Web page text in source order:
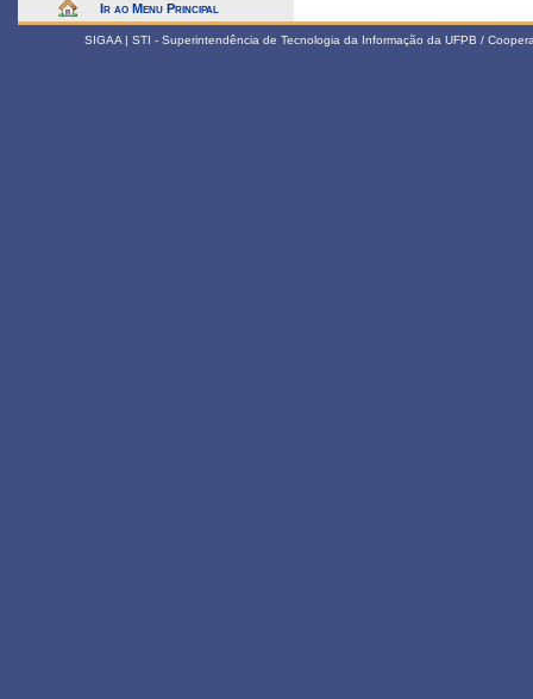
Ir ao Menu Principal
SIGAA | STI - Superintendência de Tecnologia da Informação da UFPB /